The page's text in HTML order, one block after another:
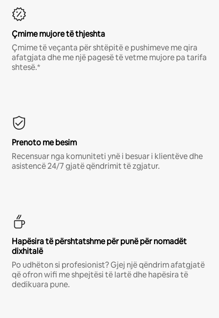
Çmime mujore të thjeshta
Çmime të veçanta për shtëpitë e pushimeve me qira
afatgjata dhe me një pagesë të vetme mujore pa tarifa
shtesë.*
Prenoto me besim
Recensuar nga komuniteti ynë i besuar i klientëve dhe
asistencë 24/7 gjatë qëndrimit të zgjatur.
Hapësira të përshtatshme për punë për nomadët
dixhitalë
Po udhëton si profesionist? Gjej një qëndrim afatgjatë
që ofron wifi me shpejtësi të lartë dhe hapësira të
dedikuara pune.